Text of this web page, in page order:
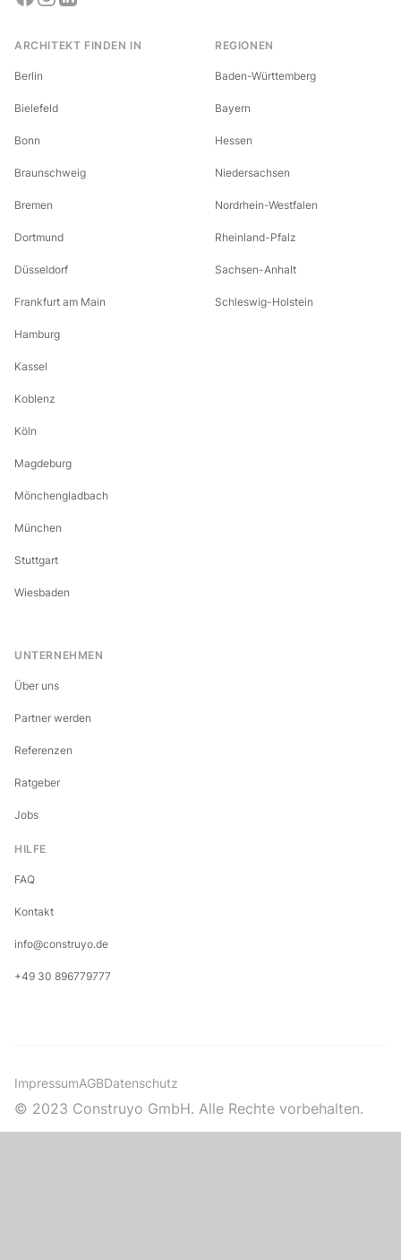
ARCHITEKT FINDEN IN
Berlin
Bielefeld
Bonn
Braunschweig
Bremen
Dortmund
Düsseldorf
Frankfurt am Main
Hamburg
Kassel
Koblenz
Köln
Magdeburg
Mönchengladbach
München
Stuttgart
Wiesbaden
REGIONEN
Baden-Württemberg
Bayern
Hessen
Niedersachsen
Nordrhein-Westfalen
Rheinland-Pfalz
Sachsen-Anhalt
Schleswig-Holstein
UNTERNEHMEN
Über uns
Partner werden
Referenzen
Ratgeber
Jobs
HILFE
FAQ
Kontakt
info@construyo.de
+49 30 896779777
ImpressumAGBDatenschutz
© 2023 Construyo GmbH. Alle Rechte vorbehalten.